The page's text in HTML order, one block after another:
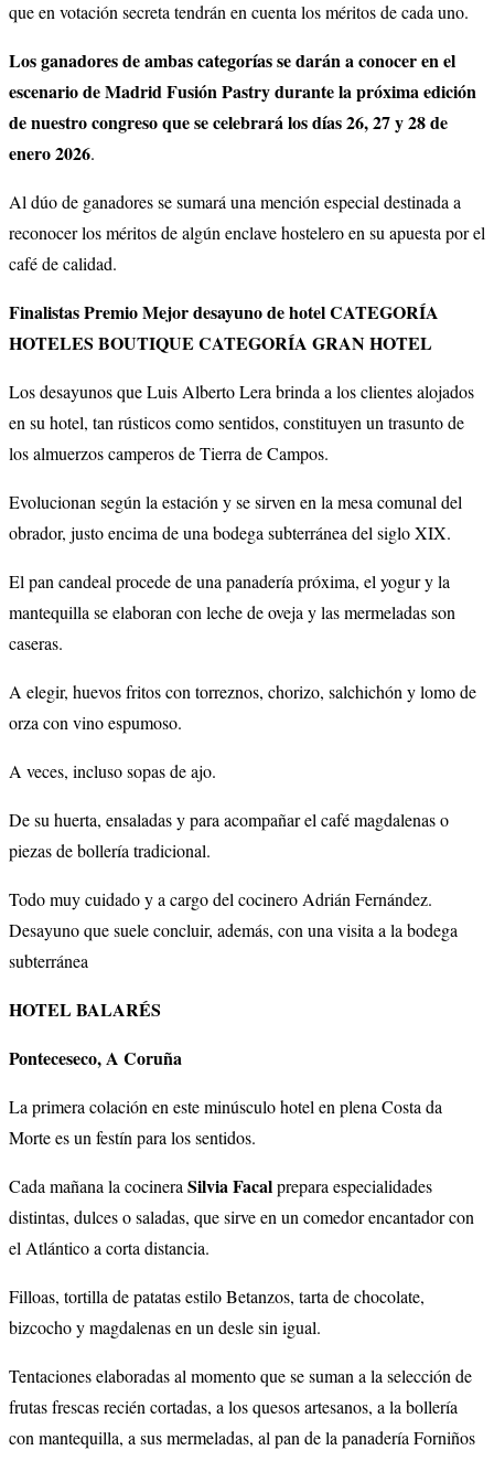
que en votación secreta tendrán en cuenta los méritos de cada uno.
Los ganadores de ambas categorías se darán a conocer en el
escenario de Madrid Fusión Pastry durante la próxima edición
de nuestro congreso que se celebrará los días 26, 27 y 28 de
enero 2026.
Al dúo de ganadores se sumará una mención especial destinada a
reconocer los méritos de algún enclave hostelero en su apuesta por el
café de calidad.
Finalistas Premio Mejor desayuno de hotel CATEGORÍA
HOTELES BOUTIQUE CATEGORÍA GRAN HOTEL
Los desayunos que Luis Alberto Lera brinda a los clientes alojados
en su hotel, tan rústicos como sentidos, constituyen un trasunto de
los almuerzos camperos de Tierra de Campos.
Evolucionan según la estación y se sirven en la mesa comunal del
obrador, justo encima de una bodega subterránea del siglo XIX.
El pan candeal procede de una panadería próxima, el yogur y la
mantequilla se elaboran con leche de oveja y las mermeladas son
caseras.
A elegir, huevos fritos con torreznos, chorizo, salchichón y lomo de
orza con vino espumoso.
A veces, incluso sopas de ajo.
De su huerta, ensaladas y para acompañar el café magdalenas o
piezas de bollería tradicional.
Todo muy cuidado y a cargo del cocinero Adrián Fernández.
Desayuno que suele concluir, además, con una visita a la bodega
subterránea
HOTEL BALARÉS
Ponteceseco, A Coruña
La primera colación en este minúsculo hotel en plena Costa da
Morte es un festín para los sentidos.
Cada mañana la cocineraSilvia Facalprepara especialidades
distintas, dulces o saladas, que sirve en un comedor encantador con
el Atlántico a corta distancia.
Filloas, tortilla de patatas estilo Betanzos, tarta de chocolate,
bizcocho y magdalenas en un desle sin igual.
Tentaciones elaboradas al momento que se suman a la selección de
frutas frescas recién cortadas, a los quesos artesanos, a la bollería
con mantequilla, a sus mermeladas, al pan de la panadería Forniños